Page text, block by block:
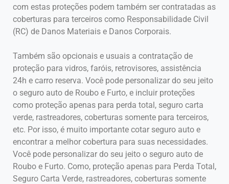
com estas proteções podem também ser contratadas as
coberturas para terceiros como Responsabilidade Civil
(RC) de Danos Materiais e Danos Corporais.
Também são opcionais e usuais a contratação de
proteção para vidros, faróis, retrovisores, assistência
24h e carro reserva. Você pode personalizar do seu jeito
o seguro auto de Roubo e Furto, e incluir proteções
como proteção apenas para perda total, seguro carta
verde, rastreadores, coberturas somente para terceiros,
etc. Por isso, é muito importante cotar seguro auto e
encontrar a melhor cobertura para suas necessidades.
Você pode personalizar do seu jeito o seguro auto de
Roubo e Furto. Como, proteção apenas para Perda Total,
Seguro Carta Verde, rastreadores, coberturas somente